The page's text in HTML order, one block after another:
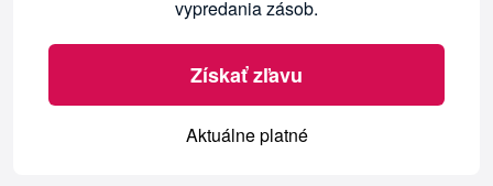
vypredania zásob.
Získať zľavu
Aktuálne platné